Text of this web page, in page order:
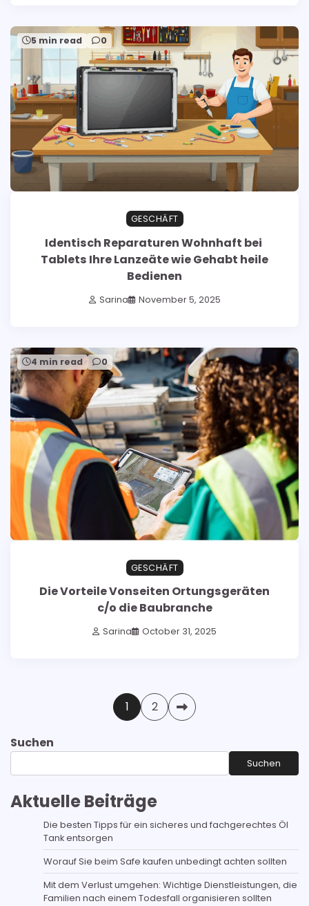
5 min read 0
GESCHÄFT
Identisch Reparaturen Wohnhaft bei
Tablets Ihre Lanzeäte wie Gehabt heile
Bedienen
Sarina November 5, 2025
4 min read 0
GESCHÄFT
Die Vorteile Vonseiten Ortungsgeräten
c/o die Baubranche
Sarina October 31, 2025
1 2
Suchen
Suchen
Aktuelle Beiträge
Die besten Tipps für ein sicheres und fachgerechtes Öl
Tank entsorgen
Worauf Sie beim Safe kaufen unbedingt achten sollten
Mit dem Verlust umgehen: Wichtige Dienstleistungen, die
Familien nach einem Todesfall organisieren sollten